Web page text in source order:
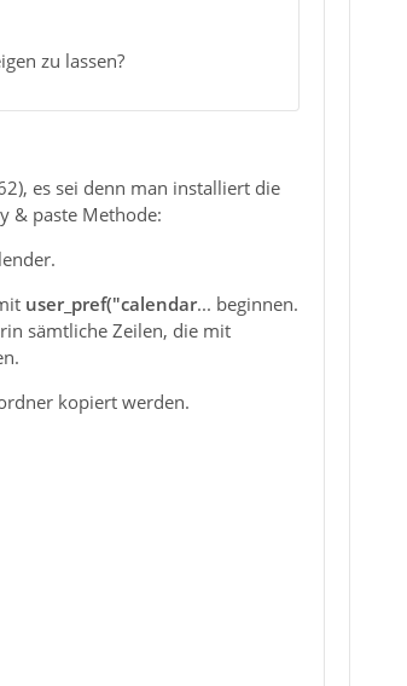
zu lassen?
es sei denn man installiert die
& paste Methode:
user_pref("calendar... beginnen.
sämtliche Zeilen, die mit
kopiert werden.